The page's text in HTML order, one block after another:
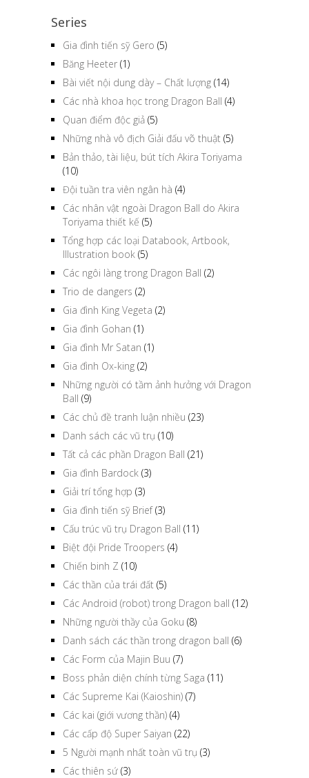
Series
Gia đình tiến sỹ Gero (5)
Băng Heeter (1)
Bài viết nội dung dày – Chất lượng (14)
Các nhà khoa học trong Dragon Ball (4)
Quan điểm độc giả (5)
Những nhà vô địch Giải đấu võ thuật (5)
Bản thảo, tài liệu, bút tích Akira Toriyama
(10)
Đội tuần tra viên ngân hà (4)
Các nhân vật ngoài Dragon Ball do Akira
Toriyama thiết kế (5)
Tổng hợp các loại Databook, Artbook,
Illustration book (5)
Các ngôi làng trong Dragon Ball (2)
Trio de dangers (2)
Gia đình King Vegeta (2)
Gia đình Gohan (1)
Gia đình Mr Satan (1)
Gia đình Ox-king (2)
Những người có tầm ảnh hưởng với Dragon
Ball (9)
Các chủ đề tranh luận nhiều (23)
Danh sách các vũ trụ (10)
Tất cả các phần Dragon Ball (21)
Gia đình Bardock (3)
Giải trí tổng hợp (3)
Gia đình tiến sỹ Brief(3)
Cấu trúc vũ trụ Dragon Ball (11)
Biệt đội Pride Troopers (4)
Chiến binh Z (10)
Các thần của trái đất (5)
Các Android (robot) trong Dragon ball (12)
Những người thầy của Goku (8)
Danh sách các thần trong dragon ball (6)
Các Form của Majin Buu (7)
Boss phản diện chính từng Saga (11)
Các Supreme Kai (Kaioshin) (7)
Các kai (giới vương thần) (4)
Các cấp độ Super Saiyan (22)
5 Người mạnh nhất toàn vũ trụ (3)
Các thiên sứ (3)